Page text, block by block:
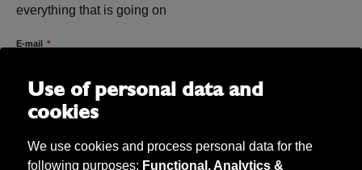
everything that is going on
E-mail
Use of personal data and
cookies
We use cookies and process personal data for the
following purposes: Functional, Analytics &